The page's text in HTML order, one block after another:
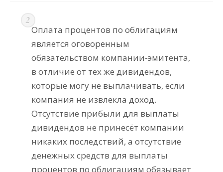
Оплата процентов по облигациям
является оговоренным
обязательством компании-эмитента,
в отличие от тех же дивидендов,
которые могу не выплачивать, если
компания не извлекла доход.
Отсутствие прибыли для выплаты
дивидендов не принесёт компании
никаких последствий, а отсутствие
денежных средств для выплаты
процентов по облигациям обязывает